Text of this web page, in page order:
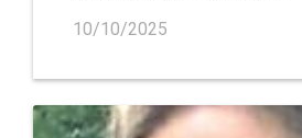
10/10/2025